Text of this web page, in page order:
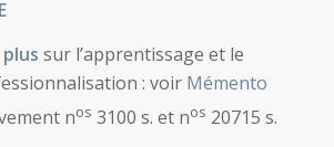
sur l’apprentissage et le
: voir Mémento
nos 3100 s. et nos 20715 s.